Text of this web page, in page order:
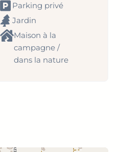
Parking privé
Jardin
Maison à la
campagne /
dans la nature